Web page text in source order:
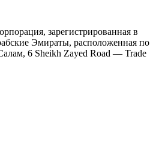
зарегистрированная в
Эмираты, расположенная по
6 Sheikh Zayed Road — Trade